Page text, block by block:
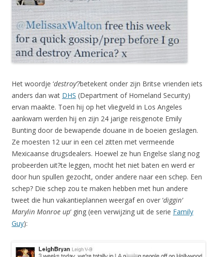
Het woordje ‘destroy’?betekent onder zijn Britse vrienden iets
anders dan wat DHS (Department of Homeland Security)
ervan maakte. Toen hij op het vliegveld in Los Angeles
aankwam werden hij en zijn 24 jarige reisgenote Emily
Bunting door de bewapende douane in de boeien geslagen.
Ze moesten 12 uur in een cel zitten met vermeende
Mexicaanse drugsdealers. Hoewel ze hun Engelse slang nog
probeerden uit?te leggen, mocht het niet baten en werd er
door hun spullen gezocht, onder andere naar een schep. Een
schep? Die schep zou te maken hebben met hun andere
tweet die hun vakantieplannen weergaf en over ‘diggin’
Marylin Monroe up‘ ging (een verwijzing uit de serie Family
Guy):